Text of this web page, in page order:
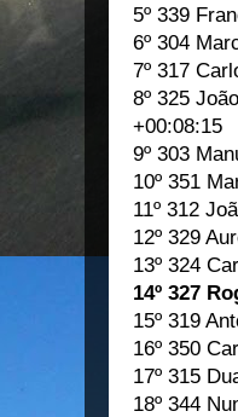
5º 339
6º 304
7º 317
8º 325
+00:08:15
9º 303
10º 351
11º 312
12º 329
13º 324
14º 327
15º 319
16º 350
17º 315
18º 344